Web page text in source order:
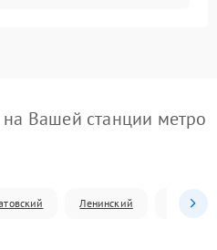
Вашей станции метро
Ленинский